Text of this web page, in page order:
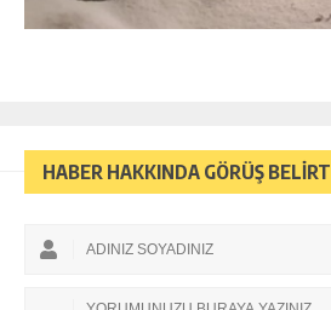
HABER HAKKINDA GÖRÜŞ BELİRT